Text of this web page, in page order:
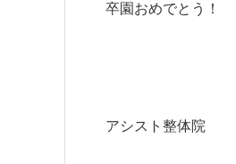
卒園おめでとう！
アシスト整体